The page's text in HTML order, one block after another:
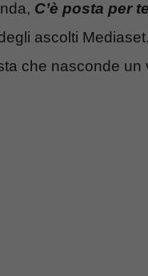
C’è posta per te
ascolti
che nasconde